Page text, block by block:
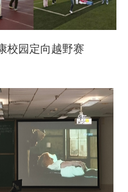
校园定向越野赛